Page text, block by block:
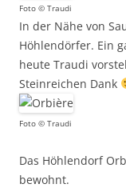
Foto © Traudi
In der Nähe von
Höhlendörfer. Ein
heute Traudi
Steinreichen Dank
Foto © Traudi
Das Höhlendorf
bewohnt.